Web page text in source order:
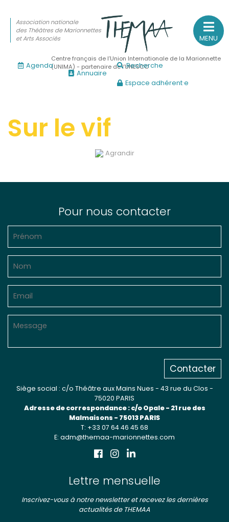
(Actualités, annonces, vie professionnelle)
Sur le vif
Sur le fond
(Fonctionnement, gouvernance, groupes de travail,
Sur le terrain
(Portraits, actions, collaborations)
Sur l’étagère
MENU
Association nationale
des Théâtres de Marionnettes
et Arts Associés
Centre français de l’Union Internationale de la Marionnette
(UNIMA) - partenaire de l’UNESCO
Agenda
Annuaire
Recherche
Espace adhérent·e
Sur le vif
Agrandir
Pour nous contacter
Contacter
Siège social : c/o Théâtre aux Mains Nues - 43 rue du Clos -
75020 PARIS
Adresse de correspondance : c/o Opale - 21 rue des
Malmaisons - 75013 PARIS
T: +33 07 64 46 45 68
E: adm@themaa-marionnettes.com
Lettre mensuelle
Inscrivez-vous à notre newsletter et recevez les dernières
actualités de THEMAA